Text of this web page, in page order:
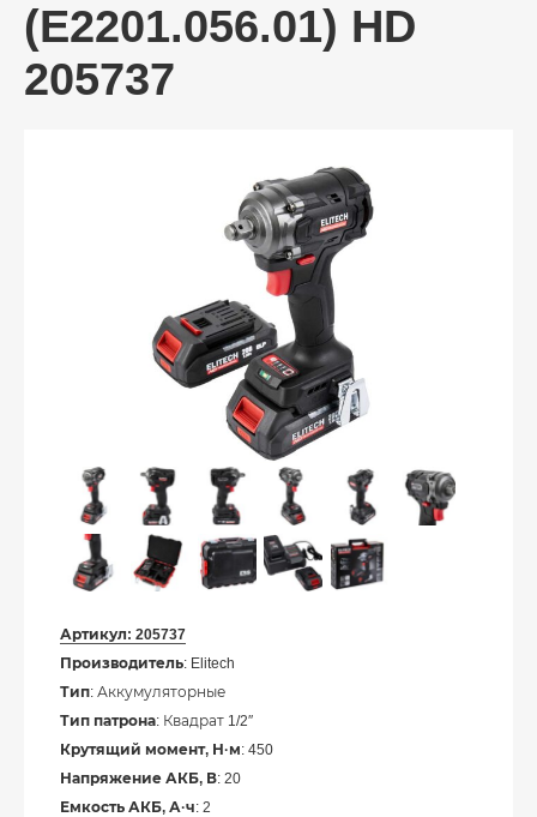
(E2201.056.01) HD
205737
Артикул: 205737
Производитель: Elitech
Тип: Аккумуляторные
Тип патрона: Квадрат 1/2″
Крутящий момент, Н·м: 450
Напряжение АКБ, В: 20
Емкость АКБ, А·ч: 2